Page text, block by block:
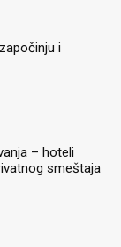
i
– hoteli
smeštaja